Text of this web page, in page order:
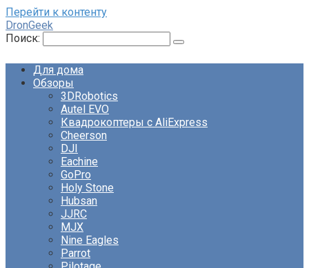
Перейти к контенту
DronGeek
Поиск:
Для дома
Обзоры
3DRobotics
Autel EVO
Квадрокоптеры с AliExpress
Cheerson
DJI
Eachine
GoPro
Holy Stone
Hubsan
JJRC
MJX
Nine Eagles
Parrot